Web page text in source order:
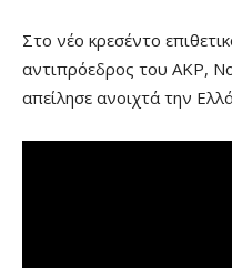
Στο νέο κρεσέντο
αντιπρόεδρος του AKP,
απείλησε ανοιχτά την